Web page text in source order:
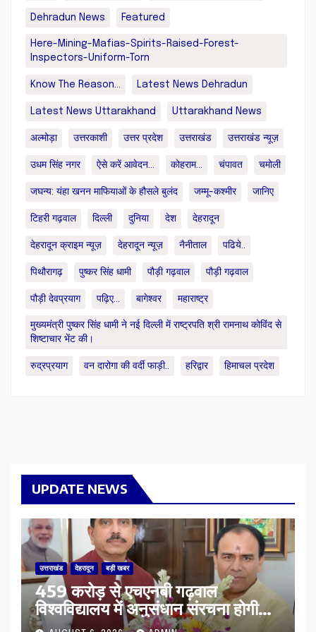
Dehradun News Featured
Here-Mining-Mafias-Spirits-Raised-Forest-
Inspectors-Uniform-Torn
Know The Reason... Latest News Dehradun
Latest News Uttarakhand Uttarakhand News
अल्मोड़ा उत्तरकाशी उत्तर प्रदेश उत्तराखंड उत्तराखंड न्यूज़
उधम सिंह नगर ऐसे करें आवेदन... कोहराम... चंपावत चमोली
जघन्य: यंहा खनन माफियाओं के हौसले बुलंद जम्मू-कश्मीर जानिए
टिहरी गढ़वाल दिल्ली दुनिया देश देहरादून
देहरादून क्राइम न्यूज़ देहरादून न्यूज़ नैनीताल पढिये..
पिथौरागढ़ पुष्कर सिंह धामी पौड़ी गढ़वाल पौड़ी गढ़वाल
पौड़ी देवप्रयाग पढ़िए... बागेश्वर महाराष्ट्र
मुख्यमंत्री पुष्कर सिंह धामी ने नई दिल्ली में राष्ट्रपति श्री रामनाथ कोविंद से
शिष्टाचार भेंट की।
रुद्रप्रयाग वन दारोगा की वर्दी फाड़ी.. हरिद्वार हिमाचल प्रदेश
UPDATE NEWS
उत्तराखंड देहरादून बड़ी खबर
459 करोड़ से एचएनबी गढ़वाल
विश्वविद्यालय में अनुसंधान संरचना होगी
सुदृढ,उच्च शिक्षा मंत्री धन सिंह रावत ने